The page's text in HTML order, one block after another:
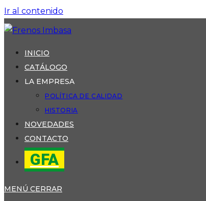
Ir al contenido
INICIO
CATÁLOGO
LA EMPRESA
POLÍTICA DE CALIDAD
HISTORIA
NOVEDADES
CONTACTO
GFA
MENÚ CERRAR